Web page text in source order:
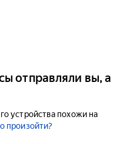
отправляли вы, а
устройства похожи на
произойти?